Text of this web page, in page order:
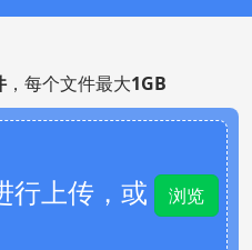
，每个文件最大1GB
行上传，或 浏览